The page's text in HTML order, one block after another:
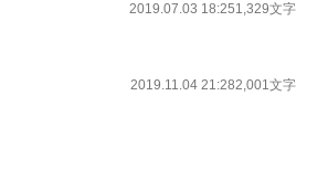
2019.07.03 18:251,329文字
2019.11.04 21:282,001文字